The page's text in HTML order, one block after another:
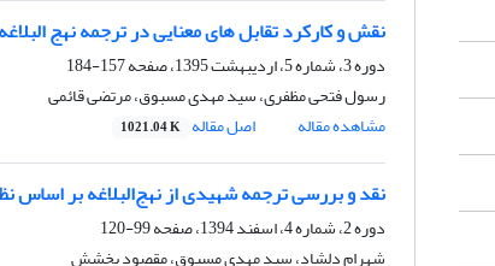
نقش و کارکرد تقابل های معنایی در ترجمه نهج
دوره 3، شماره 5، اردیبهشت 1395، صفحه
157-184
رسول فتحی مظفری، سید مهدی مسبوق، مرتضی قائمی
مشاهده مقاله
اصل مقاله 1021.04 K
نقد و بررسی ترجمه شهیدی از نهج‌البلاغه بر اساس
دوره 2، شماره 4، اسفند 1394، صفحه
99-120
شهرام دلشاد، سید مهدی مسبوق، مقصود بخشش